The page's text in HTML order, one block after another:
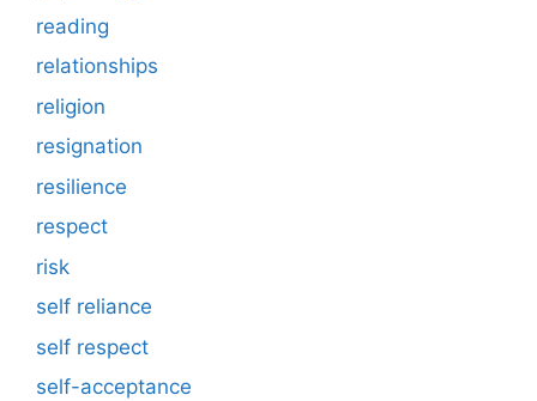
reading
relationships
religion
resignation
resilience
respect
risk
self reliance
self respect
self-acceptance